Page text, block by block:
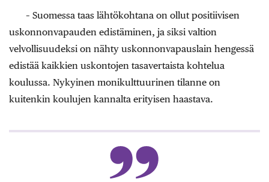
– Suomessa taas lähtökohtana on ollut positiivisen
uskonnonvapauden edistäminen, ja siksi valtion
velvollisuudeksi on nähty uskonnonvapauslain hengessä
edistää kaikkien uskontojen tasavertaista kohtelua
koulussa. Nykyinen monikulttuurinen tilanne on
kuitenkin koulujen kannalta erityisen haastava.